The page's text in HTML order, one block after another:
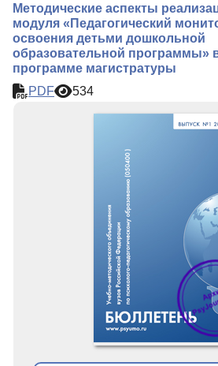
Методические аспекты
модуля «Педагогический
освоения детьми дошкольной
образовательной программы»
программе магистратуры
PDF
534